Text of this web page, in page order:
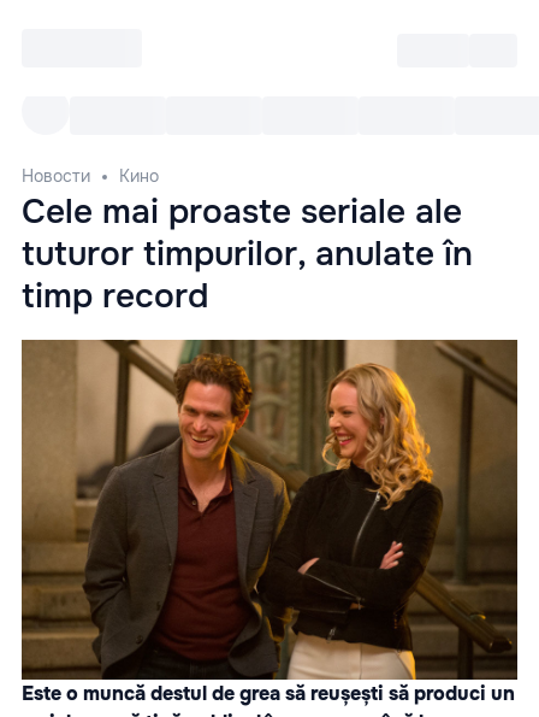
Новости Кино
Cele mai proaste seriale ale
tuturor timpurilor, anulate în
timp record
Este o muncă destul de grea să reușești să produci un